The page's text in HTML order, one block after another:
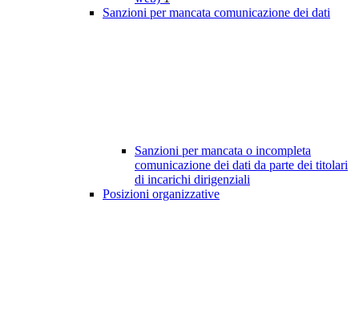
Sanzioni per mancata comunicazione dei dati
Sanzioni per mancata o incompleta
comunicazione dei dati da parte dei titolari
di incarichi dirigenziali
Posizioni organizzative